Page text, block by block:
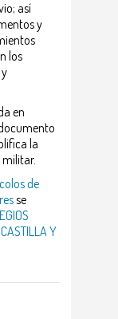
así
y
los
en
la
de
se
Y